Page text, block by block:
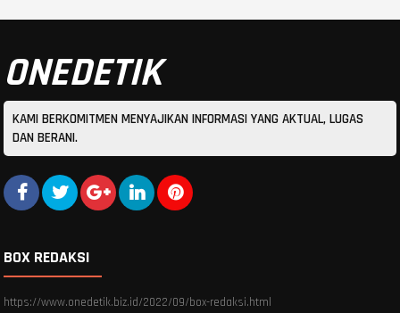
ONEDETIK
KAMI BERKOMITMEN MENYAJIKAN INFORMASI YANG AKTUAL, LUGAS
DAN BERANI.
BOX REDAKSI
https://www.onedetik.biz.id/2022/09/box-redaksi.html